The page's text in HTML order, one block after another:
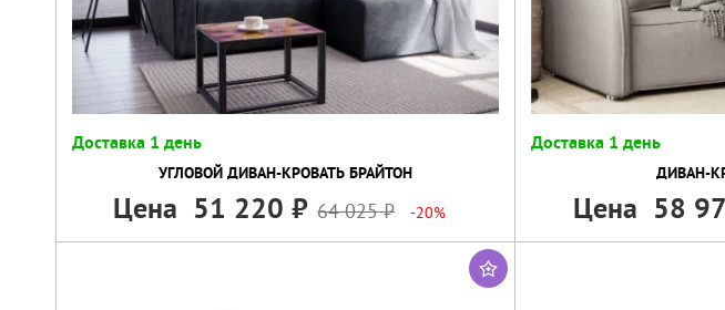
Доставка 1 день
УГЛОВОЙ ДИВАН-КРОВАТЬ БРАЙТОН
Цена 51 220 64 025 -20%
Доставка 1 день
ДИВАН-
Цена 58